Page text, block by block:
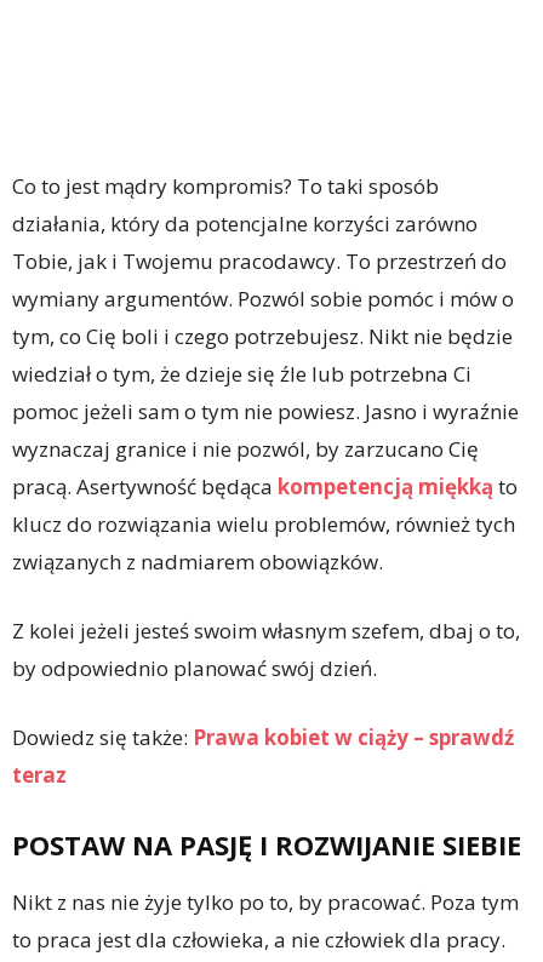
Co to jest mądry kompromis? To taki sposób
działania, który da potencjalne korzyści zarówno
Tobie, jak i Twojemu pracodawcy. To przestrzeń do
wymiany argumentów. Pozwól sobie pomóc i mów o
tym, co Cię boli i czego potrzebujesz. Nikt nie będzie
wiedział o tym, że dzieje się źle lub potrzebna Ci
pomoc jeżeli sam o tym nie powiesz. Jasno i wyraźnie
wyznaczaj granice i nie pozwól, by zarzucano Cię
pracą. Asertywność będąca kompetencją miękką to
klucz do rozwiązania wielu problemów, również tych
związanych z nadmiarem obowiązków.
Z kolei jeżeli jesteś swoim własnym szefem, dbaj o to,
by odpowiednio planować swój dzień.
Dowiedz się także: Prawa kobiet w ciąży – sprawdź
teraz
POSTAW NA PASJĘ I ROZWIJANIE SIEBIE
Nikt z nas nie żyje tylko po to, by pracować. Poza tym
to praca jest dla człowieka, a nie człowiek dla pracy.